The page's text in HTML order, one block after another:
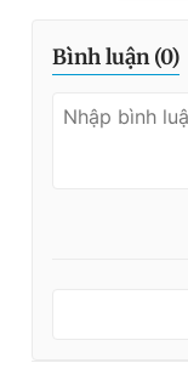
Bình luận (0)